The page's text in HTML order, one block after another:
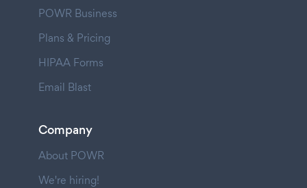
POWR Business
Plans & Pricing
HIPAA Forms
Email Blast
Company
About POWR
We're hiring!